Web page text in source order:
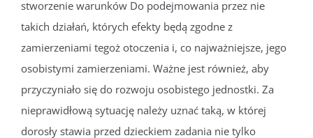
stworzenie warunków Do podejmowania przez nie
takich działań, których efekty będą zgodne z
zamierzeniami tegoż otoczenia i, co najważniejsze, jego
osobistymi zamierzeniami. Ważne jest również, aby
przyczyniało się do rozwoju osobistego jednostki. Za
nieprawidłową sytuację należy uznać taką, w której
dorosły stawia przed dzieckiem zadania nie tylko